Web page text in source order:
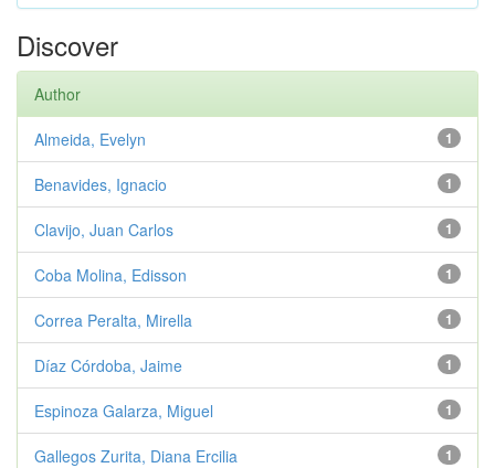
Discover
Author
1
Almeida, Evelyn
1
Benavides, Ignacio
1
Clavijo, Juan Carlos
1
Coba Molina, Edisson
1
Correa Peralta, Mirella
1
Díaz Córdoba, Jaime
1
Espinoza Galarza, Miguel
1
Gallegos Zurita, Diana Ercilia